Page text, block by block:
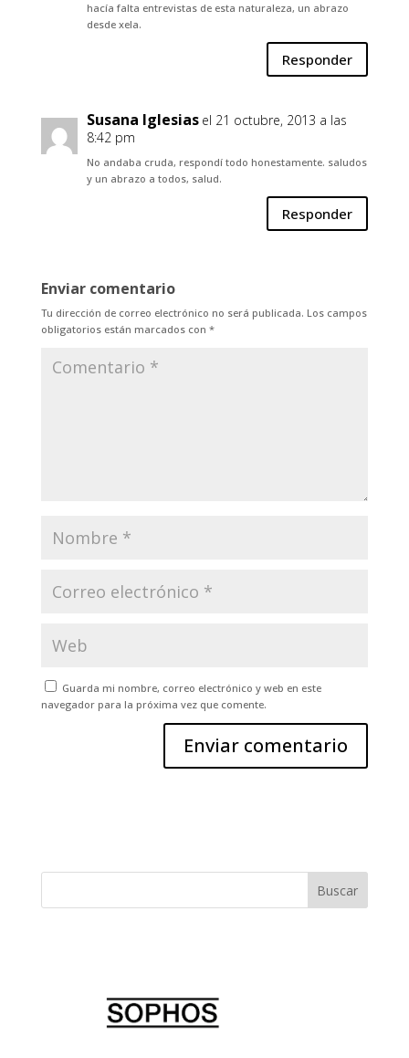
hacía falta entrevistas de esta naturaleza, un abrazo
desde xela.
Responder
Susana Iglesias el 21 octubre, 2013 a las
8:42 pm
No andaba cruda, respondí todo honestamente. saludos
y un abrazo a todos, salud.
Responder
Enviar comentario
Tu dirección de correo electrónico no será publicada. Los campos
obligatorios están marcados con *
Guarda mi nombre, correo electrónico y web en este
navegador para la próxima vez que comente.